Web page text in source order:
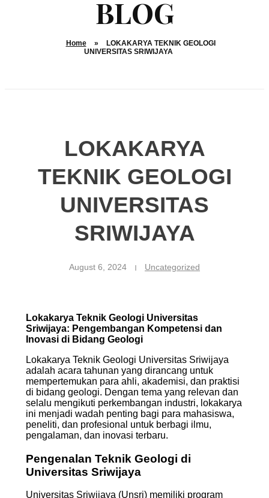
Home »
LOKAKARYA TEKNIK GEOLOGI
UNIVERSITAS SRIWIJAYA
LOKAKARYA
TEKNIK GEOLOGI
UNIVERSITAS
SRIWIJAYA
August 6, 2024 Uncategorized
Lokakarya Teknik Geologi Universitas
Sriwijaya: Pengembangan Kompetensi dan
Inovasi di Bidang Geologi
Lokakarya Teknik Geologi Universitas Sriwijaya
adalah acara tahunan yang dirancang untuk
mempertemukan para ahli, akademisi, dan praktisi
di bidang geologi. Dengan tema yang relevan dan
selalu mengikuti perkembangan industri, lokakarya
ini menjadi wadah penting bagi para mahasiswa,
peneliti, dan profesional untuk berbagi ilmu,
pengalaman, dan inovasi terbaru.
Pengenalan Teknik Geologi di
Universitas Sriwijaya
Universitas Sriwijaya (Unsri) memiliki program